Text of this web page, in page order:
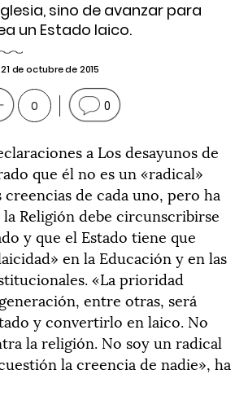
sino de avanzar para
un Estado laico.
de octubre de 2015
0 0
a Los desayunos de
que él no es un «radical»
creencias de cada uno, pero ha
Religión debe circunscribirse
y que el Estado tiene que
en la Educación y en las
«La prioridad
entre otras, será
y convertirlo en laico. No
la religión. No soy un radical
la creencia de nadie», ha